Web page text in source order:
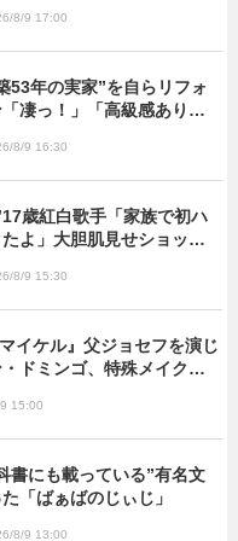
8/9 17:00
53年の実家”を自らリフォ
凄っ！」「高級感ありま
8/9 16:30
歳紅白歌手「家族で初ハ
よ」大胆肌見せショット
8/9 15:30
イケル』父ジョセフを演じ
ドミンゴ、特殊メイクに2
15:00
書にも載っている”有名文
「ばぁばのじぃじ」
8/9 13:00